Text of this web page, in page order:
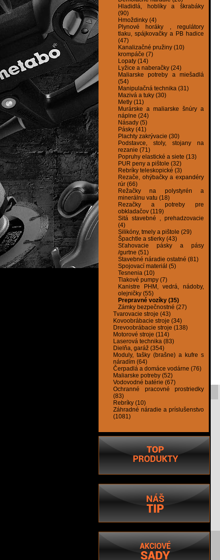
Hladidlá, hoblíky a škrabáky
(90)
Hmoždinky (4)
Plynové horáky , regulátory
tlaku, spájkovačky a PB hadice
(47)
Kanalizačné pružiny (10)
krompáče (7)
Lopaty (14)
Lyžice a naberačky (24)
Maliarske potreby a miešadlá
(54)
Manipulačná technika (31)
Mazivá a tuky (30)
Metly (11)
Murárske a maliarske šnúry a
náplne (24)
Násady (5)
Pásky (41)
Plachty zakrývacie (30)
Podstavce, stoly, stojany na
rezanie (71)
Popruhy elastické a siete (13)
PUR peny a pištole (32)
Rebríky teleskopické (3)
Rezače, ohýbačky a expandéry
rúr (66)
Režačky na polystyrén a
minerálnu vatu (18)
Rezačky a potreby pre
obkladačov (119)
Sitá stavebné , prehadzovacie
(4)
Silikóny, tmely a pištole (29)
Špachtle a stierky (43)
Sťahovacie pásky a pásy
/gurtne (51)
Stavebné náradie ostatné (81)
Spojovací materiál (5)
Tesnenia (10)
Tlakové pumpy (7)
Kanistre PHM, vedrá, nádoby,
olejničky (55)
Prepravné vozíky (35)
Zámky bezpečnostné (27)
Tvarovacie stroje (43)
Kovoobrábacie stroje (34)
Drevoobrábacie stroje (138)
Motorové stroje (114)
Laserová technika (83)
Dielňa, garáž (354)
Moduly, tašky (brašne) a kufre s
náradím (64)
Čerpadlá a domáce vodárne (76)
Maliarske potreby (52)
Vodovodné batérie (67)
Ochranné pracovné prostriedky
(83)
Rebríky (10)
Záhradné náradie a príslušenstvo
(1081)